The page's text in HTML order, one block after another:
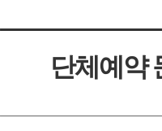
단체예약